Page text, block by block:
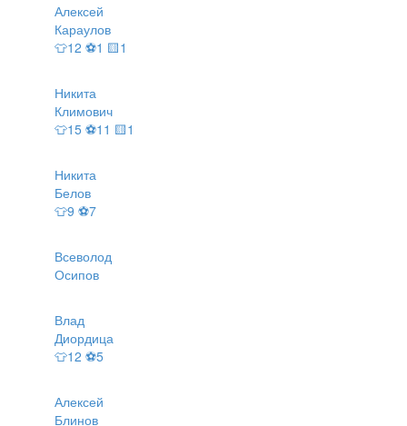
Алексей
Караулов
👕12 ⚽1 🟨1
Никита
Климович
👕15 ⚽11 🟨1
Никита
Белов
👕9 ⚽7
Всеволод
Осипов
Влад
Диордица
👕12 ⚽5
Алексей
Блинов